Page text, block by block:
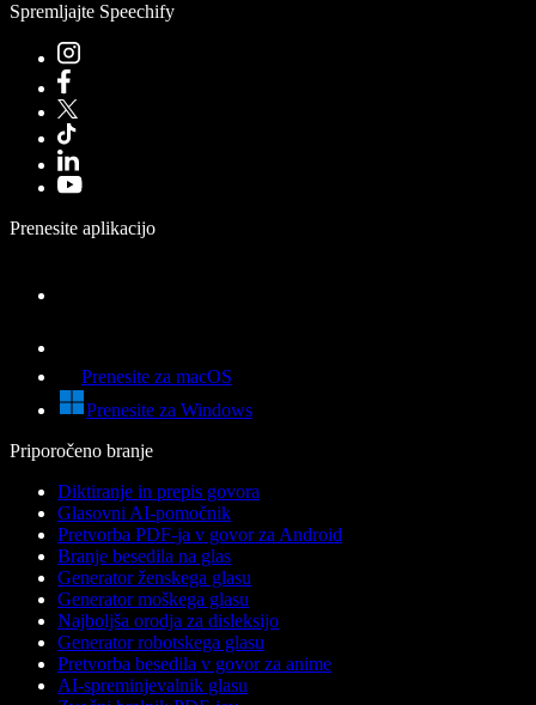
Spremljajte Speechify
Prenesite aplikacijo
Prenesite za macOS
Prenesite za Windows
Priporočeno branje
Diktiranje in prepis govora
Glasovni AI-pomočnik
Pretvorba PDF-ja v govor za Android
Branje besedila na glas
Generator ženskega glasu
Generator moškega glasu
Najboljša orodja za disleksijo
Generator robotskega glasu
Pretvorba besedila v govor za anime
AI-spreminjevalnik glasu